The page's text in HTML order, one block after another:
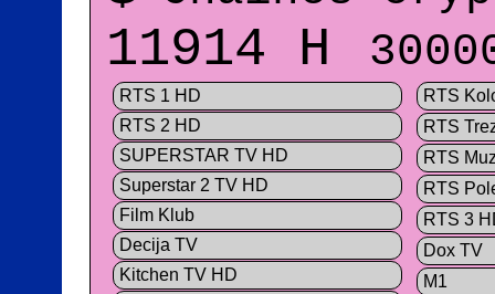
11914 H
RTS 1 HD
RTS 2 HD
SUPERSTAR TV HD
Superstar 2 TV HD
Film Klub
Decija TV
Kitchen TV HD
RTS
RTS
RTS
RTS
RTS 3
Dox TV
M1